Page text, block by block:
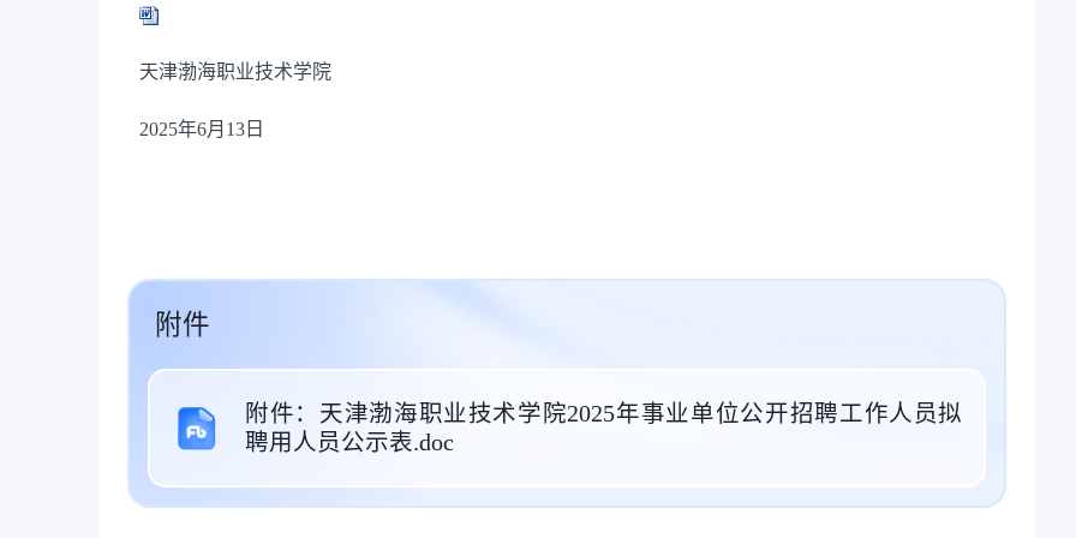
天津渤海职业技术学院
2025年6月13日
附件
附件：天津渤海职业技术学院2025年事业单位公开招聘工作人员拟
聘用人员公示表.doc